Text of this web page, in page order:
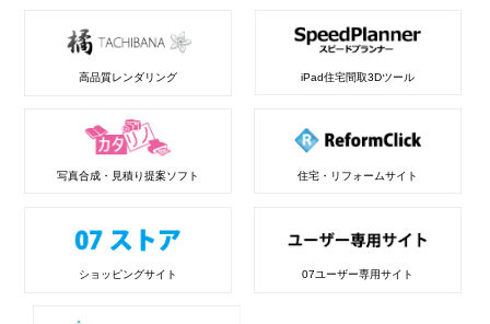
高品質レンダリング iPad住宅間取3Dツール
写真合成・見積り提案ソフト 住宅・リフォームサイト
ショッピングサイト 07ユーザー専用サイト